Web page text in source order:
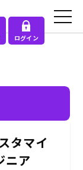
ログイン
タマイ
ニア